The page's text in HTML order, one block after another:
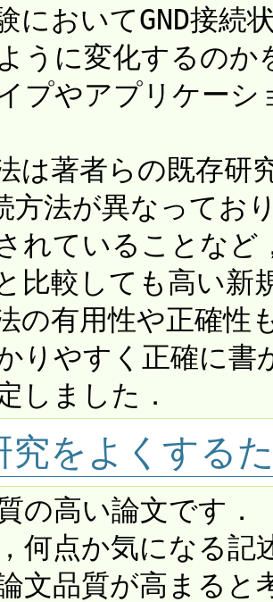
においてGND接続
うに変化するのか
プやアプリケー
は著者らの既存
方法が異なってお
れていることなど
比較しても高い新
の有用性や正確性
りやすく正確に書
究をよくする
の高い論文です．
何点か気になる記
文品質が高まると